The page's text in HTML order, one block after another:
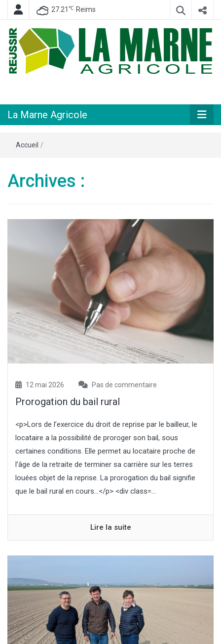
27.21 ℃ Reims
Agricole
La Marne Agricole
Accueil /
Archives :
12 mai 2026 Pas de commentaire
Prorogation du bail rural
<p>Lors de l’exercice du droit de reprise par le bailleur, le
locataire a la possibilité de proroger son bail, sous
certaines conditions. Elle permet au locataire proche de
l’âge de la retraite de terminer sa carrière sur les terres
louées objet de la reprise. La prorogation du bail signifie
que le bail rural en cours…</p> <div class=...
Lire la suite